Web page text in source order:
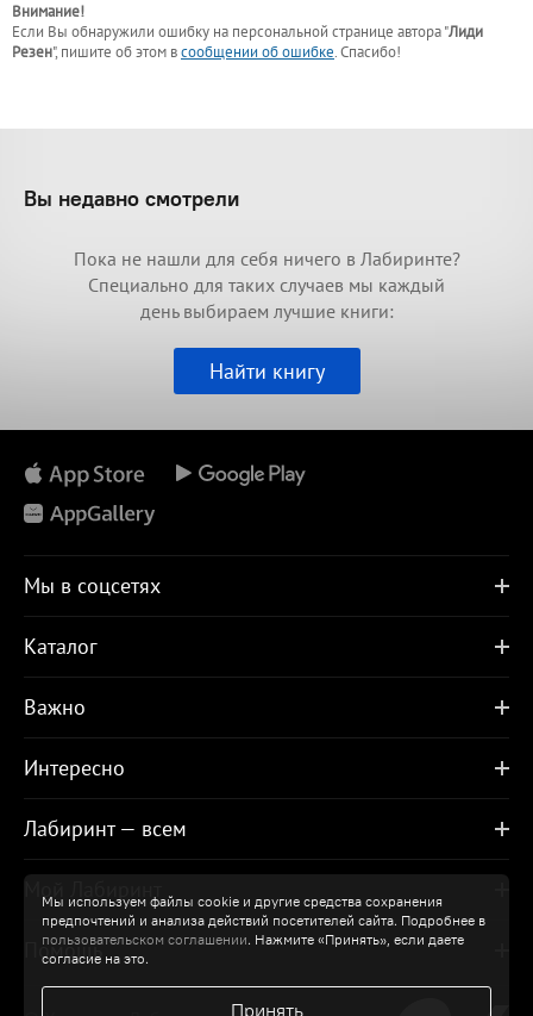
Внимание!
Если Вы обнаружили ошибку на персональной странице автора "Лиди
Резен", пишите об этом всообщении об ошибке. Спасибо!
Мы используем файлы cookie и другие средства сохранения
предпочтений и анализа действий посетителей сайта. Подробнее в
пользовательском соглашении. Нажмите «Принять», если даете
согласие на это.
Принять
Вы недавно смотрели
Пока не нашли для себя ничего в Лабиринте?
Специально для таких случаев мы каждый
день выбираем лучшие книги:
Найти книгу
Мы в соцсетях
Каталог
Важно
Интересно
Лабиринт — всем
Помощь